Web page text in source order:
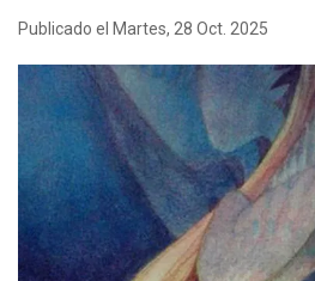
Publicado el Martes, 28 Oct. 2025